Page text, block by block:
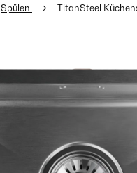
Spülen TitanSteel